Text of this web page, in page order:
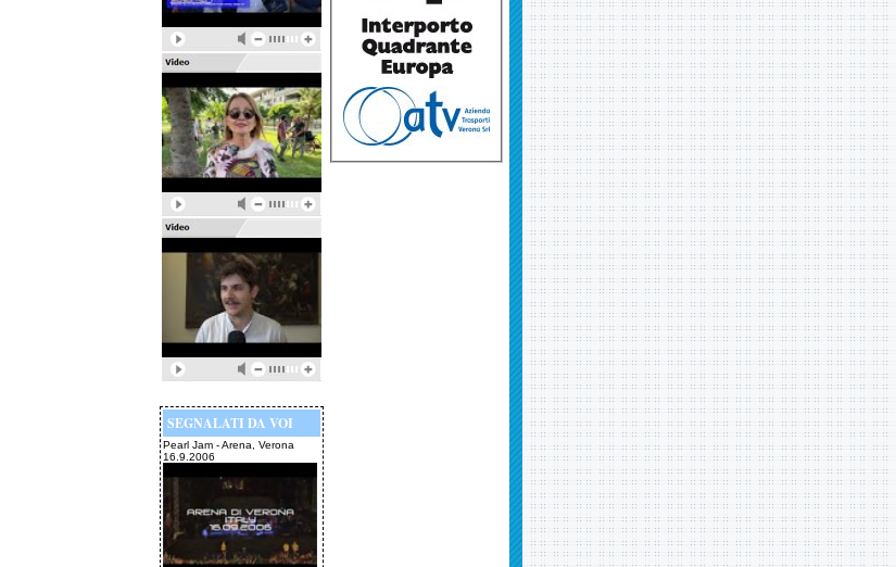
SEGNALATI DA VOI
Pearl Jam - Arena, Verona
16.9.2006